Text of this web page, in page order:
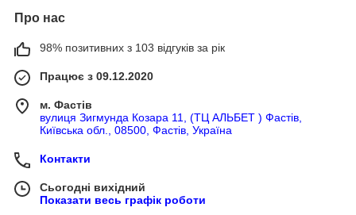
Про нас
98% позитивних з 103 відгуків за рік
Працює з 09.12.2020
м. Фастів
вулиця Зигмунда Козара 11, (ТЦ АЛЬБЕТ ) Фастів,
Київська обл., 08500, Фастів, Україна
Контакти
Сьогодні вихідний
Показати весь графік роботи